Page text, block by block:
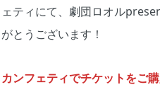
ェティにて、劇団ロオル
とうございます！
カンフェティでチケットをご